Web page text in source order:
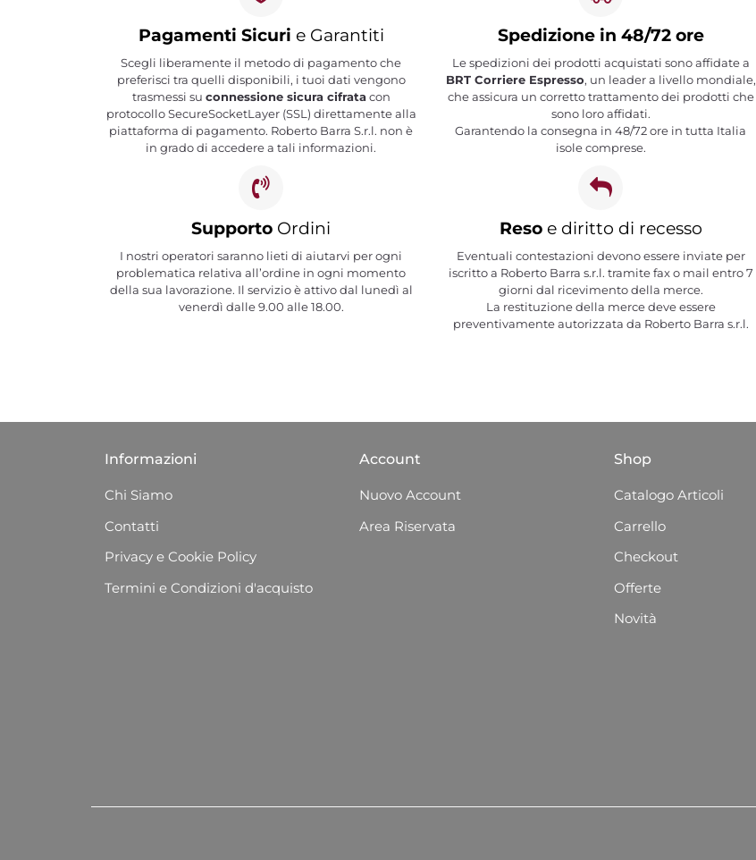
Pagamenti Sicuri e Garantiti
Scegli liberamente il metodo di pagamento che
preferisci tra quelli disponibili, i tuoi dati vengono
trasmessi su connessione sicura cifratacon
protocollo SecureSocketLayer (SSL) direttamente alla
piattaforma di pagamento. Roberto Barra S.r.l. non è
in grado di accedere a tali informazioni.
Spedizione in 48/72 ore
Le spedizioni dei prodotti acquistati sono affidate a
BRT Corriere Espresso, un leader a livello mondiale,
che assicura un corretto trattamento dei prodotti che
sono loro affidati.
Garantendo la consegna in 48/72 ore in tutta Italia
isole comprese.
Supporto Ordini
I nostri operatori saranno lieti di aiutarvi per ogni
problematica relativa all’ordine in ogni momento
della sua lavorazione. Il servizio è attivo dal lunedì al
venerdì dalle 9.00 alle 18.00.
Resoe diritto di recesso
Eventuali contestazioni devono essere inviate per
iscritto a Roberto Barra s.r.l. tramite fax o mail entro 7
giorni dal ricevimento della merce.
La restituzione della merce deve essere
preventivamente autorizzata da Roberto Barra s.r.l.
Informazioni
Chi Siamo
Contatti
Privacy e Cookie Policy
Termini e Condizioni d'acquisto
Account
Nuovo Account
Area Riservata
Shop
Catalogo Articoli
Carrello
Checkout
Offerte
Novità